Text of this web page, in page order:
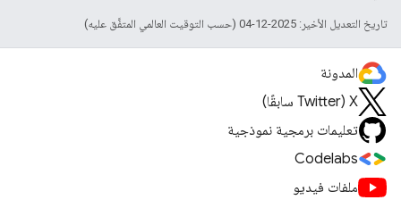
تاريخ التعديل الأخير: 2025-12-04 (حسب التوقيت العالمي المتفَّق عليه)
المدونة
‫X ‏(Twitter سابقًا)
تعليمات برمجية نموذجية
Codelabs
ملفات فيديو